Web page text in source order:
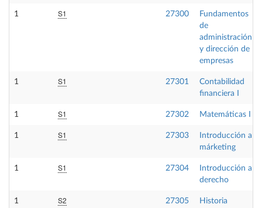
1 S1 27300
Fundamentos
de
administración
y dirección de
empresas
1 S1 27301
Contabilidad
financiera I
1 S1 27302 Matemáticas I
1 S1 27303
Introducción al
márketing
1 S1 27304
Introducción al
derecho
1 S2 27305
Historia